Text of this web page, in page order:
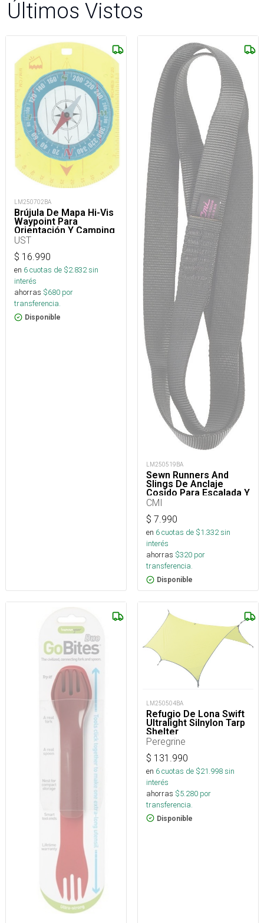
Últimos Vistos
LM250702BA
Brújula De Mapa Hi-Vis
Waypoint Para
Orientación Y Camping
UST
$ 16.990
en 6cuotas de $2.832sin
interés
ahorras $680 por
transferencia.
Disponible
LM250519BA
Sewn Runners And
Slings De Anclaje
Cosido Para Escalada Y
Rescate
CMI
$ 7.990
en 6cuotas de $1.332sin
interés
ahorras $320 por
transferencia.
Disponible
LM250504BA
Refugio De Lona Swift
Ultralight Silnylon Tarp
Shelter
Peregrine
$ 131.990
en 6cuotas de $21.998sin
interés
ahorras $5.280 por
transferencia.
Disponible